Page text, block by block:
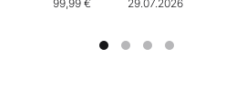
99,99 € 29.07.2026